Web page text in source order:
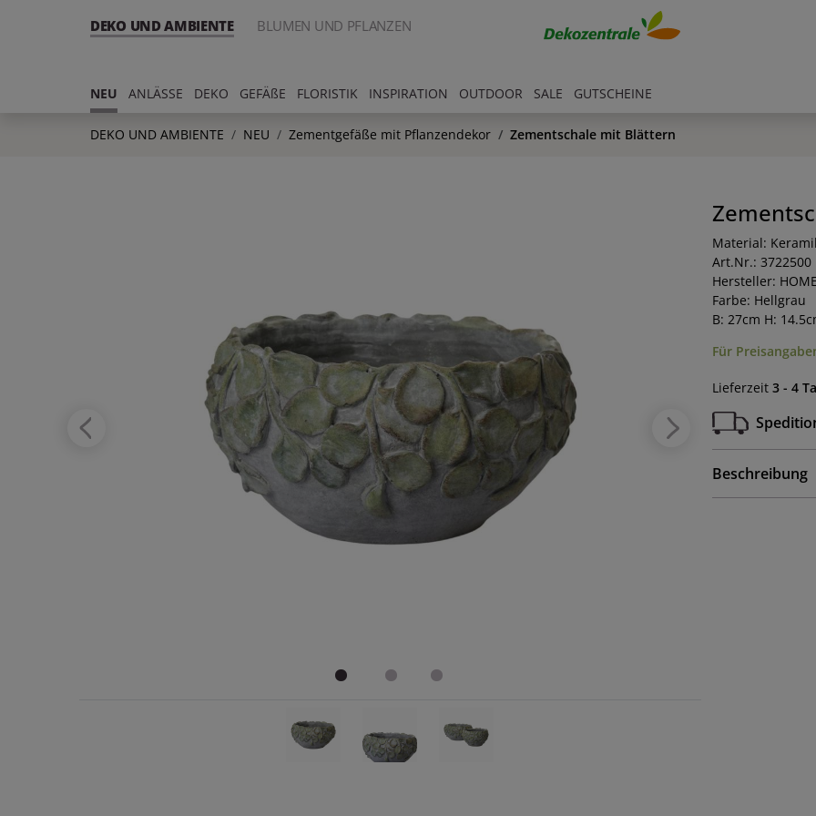
DEKO UND AMBIENTE BLUMEN UND PFLANZEN
NEU ANLÄSSE DEKO GEFÄßE FLORISTIK INSPIRATION OUTDOOR SALE GUTSCHEINE
DEKO UND AMBIENTE NEU Zementgefäße mit Pflanzendekor Zementschale mit Blättern
Material:
Art.Nr.: 3722500
Hersteller: HOME
Farbe: Hellgrau
B: 27cm H:
Für
Lieferzeit 3 - 4
Beschreibung